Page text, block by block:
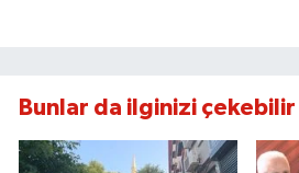
Bunlar da ilginizi çekebilir